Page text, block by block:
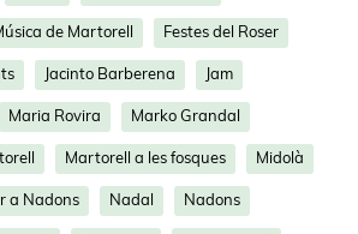
de Martorell Festes del Roser
Jacinto Barberena Jam
Maria Rovira Marko Grandal
Martorell a les fosques Midolà
a Nadons Nadal Nadons